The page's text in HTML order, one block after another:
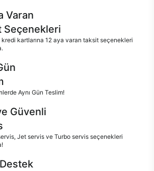
Varan
Seçenekleri
kredi kartlarına 12 aya varan taksit seçenekleri
Aynı Gün Teslim!
Güvenli
Jet servis ve Turbo servis seçenekleri